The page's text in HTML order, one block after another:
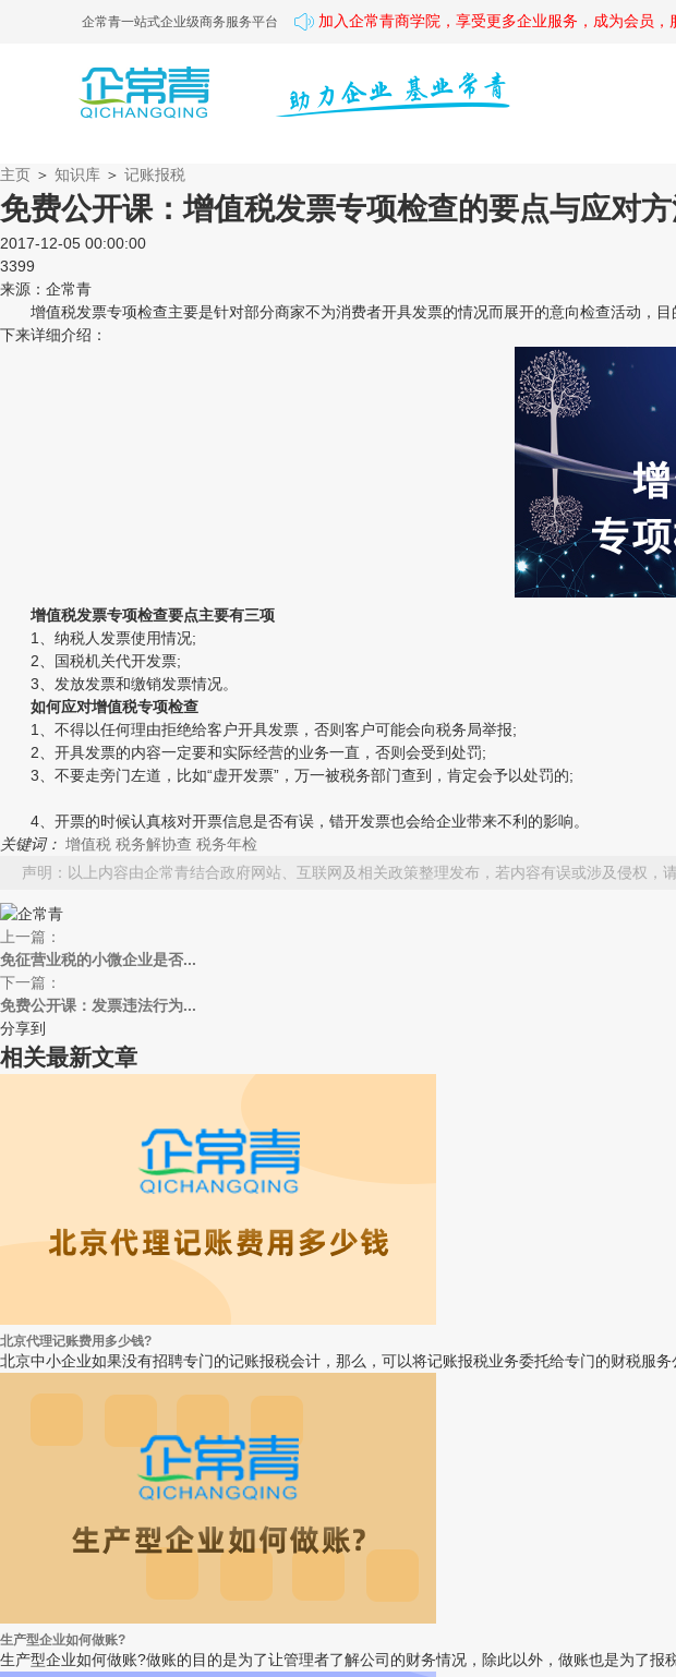
企常青一站式企业级商务服务平台 加入企常青商学院，享受更多企业服务，成为会员，
主页 ＞ 知识库 ＞ 记账报税
免费公开课：增值税发票专项检查的要点与应对
2017-12-05 00:00:00
3399
来源：企常青
增值税发票专项检查主要是针对部分商家不为消费者开具发票的情况而展开的意向检查活动，
下来详细介绍：
增值税发票专项检查要点主要有三项
1、纳税人发票使用情况;
2、国税机关代开发票;
3、发放发票和缴销发票情况。
如何应对增值税专项检查
1、不得以任何理由拒绝给客户开具发票，否则客户可能会向税务局举报;
2、开具发票的内容一定要和实际经营的业务一直，否则会受到处罚;
3、不要走旁门左道，比如“虚开发票”，万一被税务部门查到，肯定会予以处罚的;
4、开票的时候认真核对开票信息是否有误，错开发票也会给企业带来不利的影响。
关键词： 增值税 税务解协查 税务年检
声明：以上内容由企常青结合政府网站、互联网及相关政策整理发布，若内容有误或涉及侵权，
上一篇：
免征营业税的小微企业是否...
下一篇：
免费公开课：发票违法行为...
分享到
相关最新文章
北京代理记账费用多少钱?
北京中小企业如果没有招聘专门的记账报税会计，那么，可以将记账报税业务委托给专门的财税服
生产型企业如何做账?
生产型企业如何做账?做账的目的是为了让管理者了解公司的财务情况，除此以外，做账也是为了报